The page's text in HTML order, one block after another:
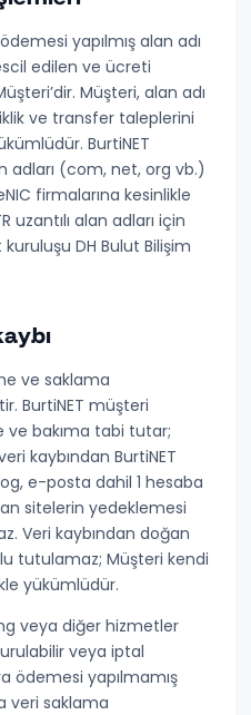
yapılmış alan adı
edilen ve ücreti
. Müşteri, alan adı
ve transfer taleplerini
BurtiNET
adları (com, net, org vb.)
firmalarına kesinlikle
uzantılı alan adları için
kuruluşu DH Bulut Bilişim
ve saklama
. BurtiNET müşteri
ve bakıma tabi tutar;
kaybından BurtiNET
e-posta dahil 1 hesaba
sitelerin yedeklemesi
. Veri kaybından doğan
tutulamaz; Müşteri kendi
yükümlüdür.
veya diğer hizmetler
veya iptal
ödemesi yapılmamış
veri saklama